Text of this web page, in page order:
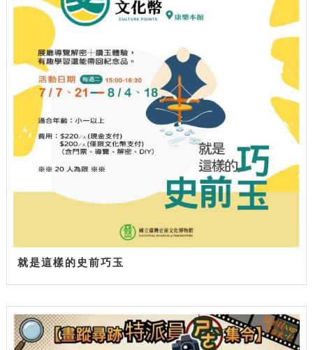
就是這樣的史前巧玉